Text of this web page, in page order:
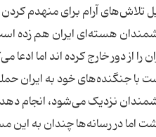
تلاش‌های آرام برای منهدم
هسته‌ای ایران هم زده
با جنگنده‌های خود به ایران
نزدیک می‌شود، انجام
اما در رسانه‌ها چندان به